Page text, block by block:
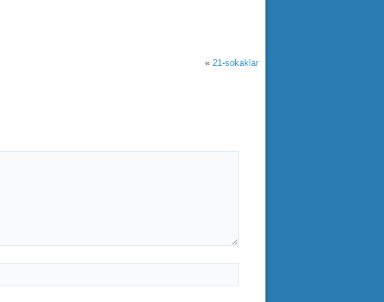
« 21-sokaklar